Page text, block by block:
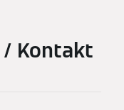
Kontakt